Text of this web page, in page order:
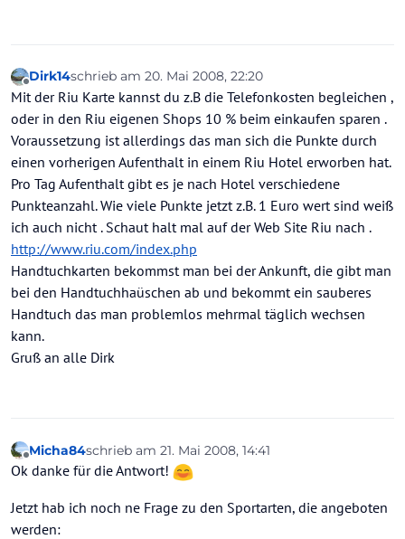
Offline
Dirk14schrieb am 20. Mai 2008, 22:20
zuletzt editiert von
Mit der Riu Karte kannst du z.B die Telefonkosten begleichen ,
oder in den Riu eigenen Shops 10 % beim einkaufen sparen .
Voraussetzung ist allerdings das man sich die Punkte durch
einen vorherigen Aufenthalt in einem Riu Hotel erworben hat.
Pro Tag Aufenthalt gibt es je nach Hotel verschiedene
Punkteanzahl. Wie viele Punkte jetzt z.B. 1 Euro wert sind weiß
ich auch nicht . Schaut halt mal auf der Web Site Riu nach .
http://www.riu.com/index.php
Handtuchkarten bekommst man bei der Ankunft, die gibt man
bei den Handtuchhaüschen ab und bekommt ein sauberes
Handtuch das man problemlos mehrmal täglich wechsen
kann.
Gruß an alle Dirk
Offline
Micha84schrieb am 21. Mai 2008, 14:41
zuletzt editiert von
Ok danke für die Antwort!
Jetzt hab ich noch ne Frage zu den Sportarten, die angeboten
werden: